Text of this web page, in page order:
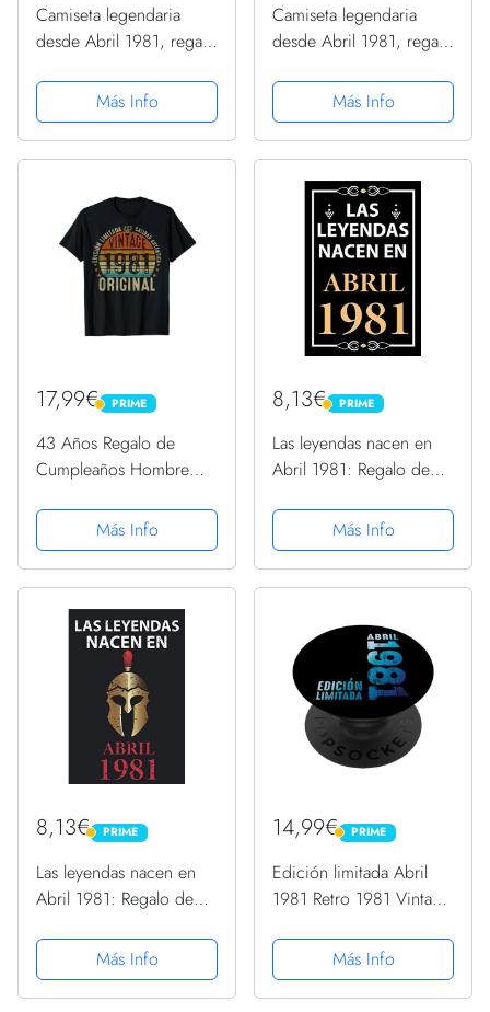
Camiseta legendaria
desde Abril 1981, regalo
Más Info
Camiseta legendaria
desde Abril 1981, regalo
con Capucha
Más Info
17,99€ PRIME
PRIME
43 Años Regalo de
Cumpleaños Hombre
CamisetaMás Info
8,13€ PRIME
PRIME
Las leyendas nacen en
Abril 1981: Regalo de
para hombre y mujer de
40 años I Cita positiva ,
humor I Cuaderno ,
Más Info
8,13€ PRIME
PRIME
Las leyendas nacen en
Abril 1981: Regalo de
para hombre y mujer de
40 años I Cita positiva ,
humor I Cuaderno ,
Más Info
14,99€ PRIME
PRIME
Edición limitada Abril
1981 Retro 1981 Vintage
PopGrip Intercambiable
Más Info